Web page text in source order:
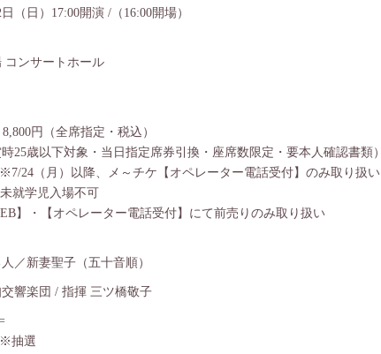
（日）17:00開演 /（16:00開場）
コンサートホール
円（全席指定・税込）
25歳以下対象・当日指定席券引換・座席数限定・要本人確認書類）
24（月）以降、メ～チケ【オペレーター電話受付】のみ取り扱い
学児入場不可
】・【オペレーター電話受付】にて前売りのみ取り扱い
／新妻聖子（五十音順）
響楽団 / 指揮 三ツ橋敬子
※抽選